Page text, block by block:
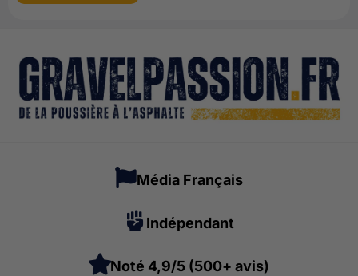
Média Français
Indépendant
Noté 4,9/5 (500+ avis)